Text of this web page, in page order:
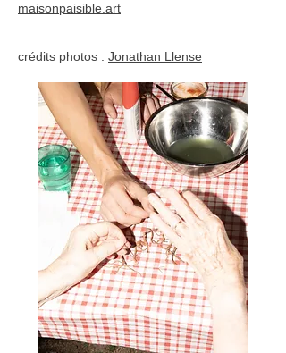
maisonpaisible.art
crédits photos : Jonathan Llense